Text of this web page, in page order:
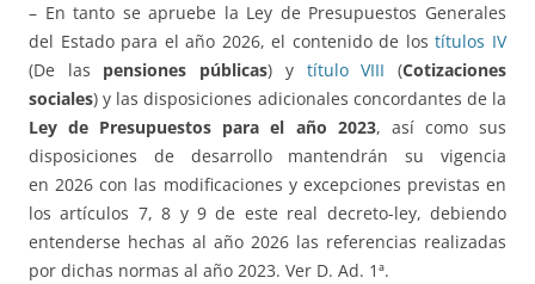
– En tanto se apruebe la Ley de Presupuestos Generales
del Estado para el año 2026, el contenido de lostítulos IV
(De las pensiones públicas) y título VIII (Cotizaciones
sociales) y las disposiciones adicionales concordantes de la
Ley de Presupuestos para el año 2023, así como sus
disposiciones de desarrollo mantendrán su vigencia
en 2026 con las modificaciones y excepciones previstas en
los artículos 7, 8 y 9 de este real decreto-ley, debiendo
entenderse hechas al año 2026 las referencias realizadas
por dichas normas al año 2023. Ver D. Ad. 1ª.